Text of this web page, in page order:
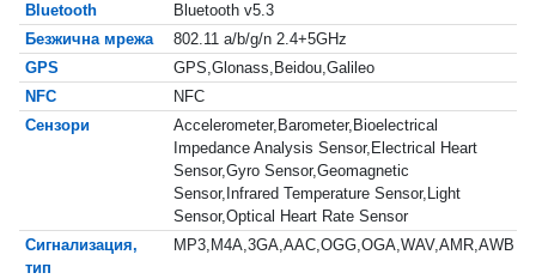
Bluetooth
Bluetooth v5.3
Безжична мрежа
802.11 a/b/g/n 2.4+5GHz
GPS
GPS,Glonass,Beidou,Galileo
NFC
NFC
Сензори
Accelerometer,Barometer,Bioelectrical
Impedance Analysis Sensor,Electrical Heart
Sensor,Gyro Sensor,Geomagnetic
Sensor,Infrared Temperature Sensor,Light
Sensor,Optical Heart Rate Sensor
Сигнализация,
тип
MP3,M4A,3GA,AAC,OGG,OGA,WAV,AMR,AWB